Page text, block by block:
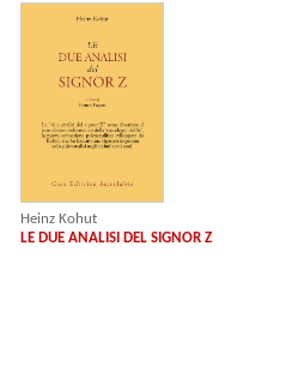
Heinz Kohut
LE DUE ANALISI DEL SIGNOR Z